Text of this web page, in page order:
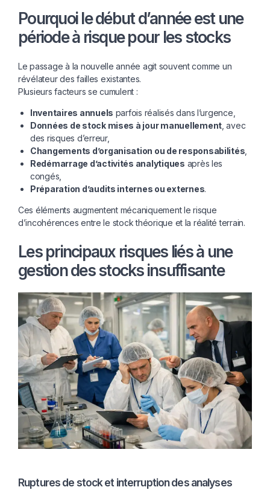
Pourquoi le début d’année est une
période à risque pour les stocks
Le passage à la nouvelle année agit souvent comme un
révélateur des failles existantes.
Plusieurs facteurs se cumulent :
Inventaires annuels parfois réalisés dans l’urgence,
Données de stock mises à jour manuellement, avec
des risques d’erreur,
Changements d’organisation ou de responsabilités
Redémarrage d’activités analytiques après les
congés,
Préparation d’audits internes ou externes.
Ces éléments augmentent mécaniquement le risque
d’incohérences entre le stock théorique et la réalité terrain.
Les principaux risques liés à une
gestion des stocks insuffisante
Ruptures de stock et interruption des analyses